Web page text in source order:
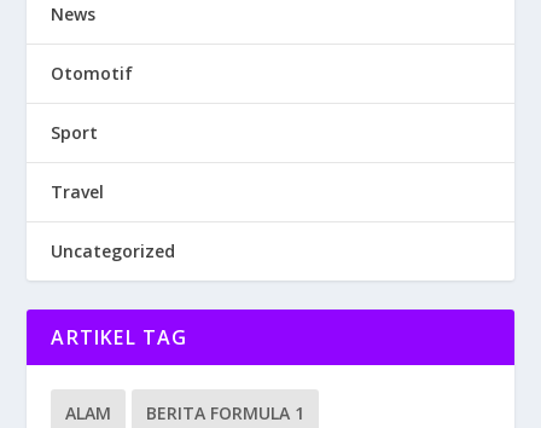
News
Otomotif
Sport
Travel
Uncategorized
ARTIKEL TAG
ALAM BERITA FORMULA 1